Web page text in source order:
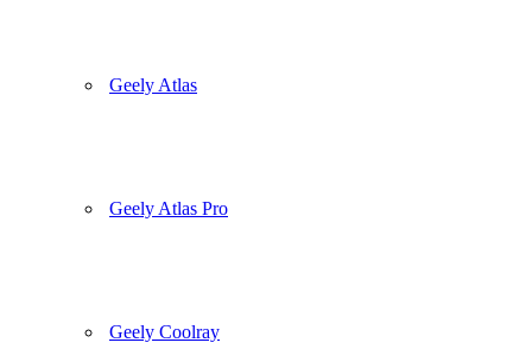
Geely Atlas
Geely Atlas Pro
Geely Coolray